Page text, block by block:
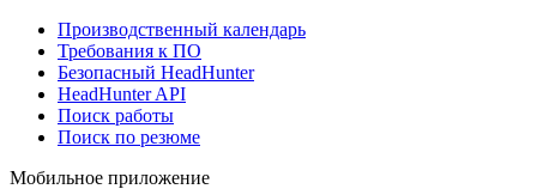
Производственный календарь
Требования к ПО
Безопасный HeadHunter
HeadHunter API
Поиск работы
Поиск по резюме
Мобильное приложение